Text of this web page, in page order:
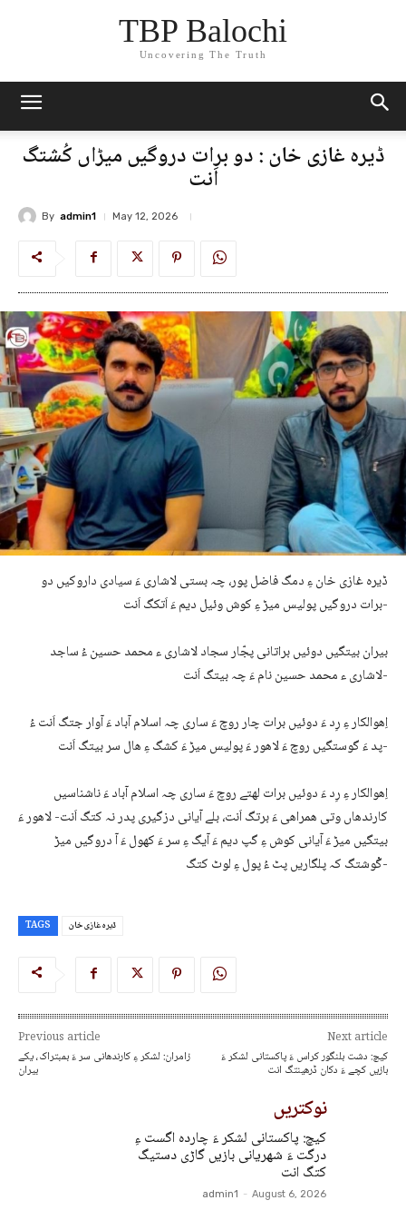
TBP Balochi
Uncovering The Truth
ڈیرہ غازی خان : دو برات دروگیں میڑاں کُشتگ
اَنت
By admin1 May 12, 2026
ڈیرہ غازی خان ءِ دمگ فاضل پور، چہ بستی لاشاری ءَ سیادی داروکیں دو
برات دروگیں پولیس میڑ ءِ کوش وئیل دیم ءَ اَتکگ اَنت-
بیران بیتگیں دوئیں براتانی پجّار سجاد لاشاری ء محمد حسین ءُ ساجد
لاشاری ء محمد حسین نام ءَ چہ بیتگ اَنت-
اِھوالکار ءِ رِد ءَ دوئیں برات چار روچ ءَ ساری چہ اسلام آباد ءَ آوار جتگ اَنت ءُ
پد ءَ گوستگیں روچ ءَ لاھور ءَ پولیس میڑ ءَ کشگ ءِ ھال سر بیتگ اَنت-
اِھوالکار ءِ رِد ءَ دوئیں برات لھتے روچ ءَ ساری چہ اسلام آباد ءَ ناشناسیں
کارندھاں وتی ھمراھی ءَ برتگ اَنت، بلے آیانی دزگیری پدر نہ کتگ اَنت- لاھور ءَ
بیتگیں میڑ ءَ آیانی کوش ءِ گپ دیم ءَ آیگ ءِ سر ءَ کھول ءَ آ دروگیں میڑ
گْوشتگ کہ پلگاریں پٹ ءُ پول ءِ لوٹ کتگ-
TAGS ڈیرہ غازی خان
Previous article
زامران: لشکر ءِ کارندھانی سر ءَ بمبتراک، یکے
بیران
Next article
کیچ: دشت بلنگور کراس ءَ پاکستانی لشکر ءَ
بازیں کچے ءَ دکان ڈرھینتگ انت
نوکتریں
کیچ: پاکستانی لشکر ءَ چاردہ اگست ءِ
درگت ءَ شھریانی بازیں گاڑی دستیگ
کتگ انت
admin1 - August 6, 2026